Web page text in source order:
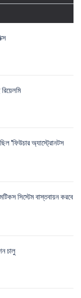
'ফিউচার অ্যাস্ট্রোনটস
সিস্টেম বাস্তবায়ন করবে
চালু